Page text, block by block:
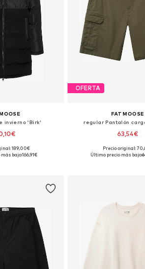
invierno 'Birk'
M, L, XL, XXL, XXXL
189,00€
bajo:166,91€
OFERTA
FAT MOOSE
regular Pantalón
63,54€
Disponible en
Precio original:
Último precio más bajo: